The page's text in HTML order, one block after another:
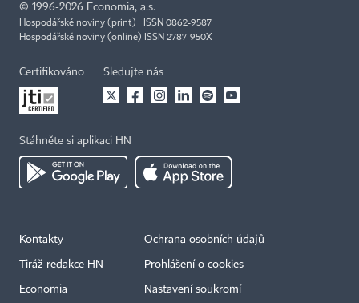
© 1996-2026 Economia, a.s.
Hospodářské noviny (print) ISSN 0862-9587
Hospodářské noviny (online) ISSN 2787-950X
Certifikováno Sledujte nás
Stáhněte si aplikaci HN
Kontakty
Tiráž redakce HN
Economia
Ochrana osobních údajů
Prohlášení o cookies
Nastavení soukromí